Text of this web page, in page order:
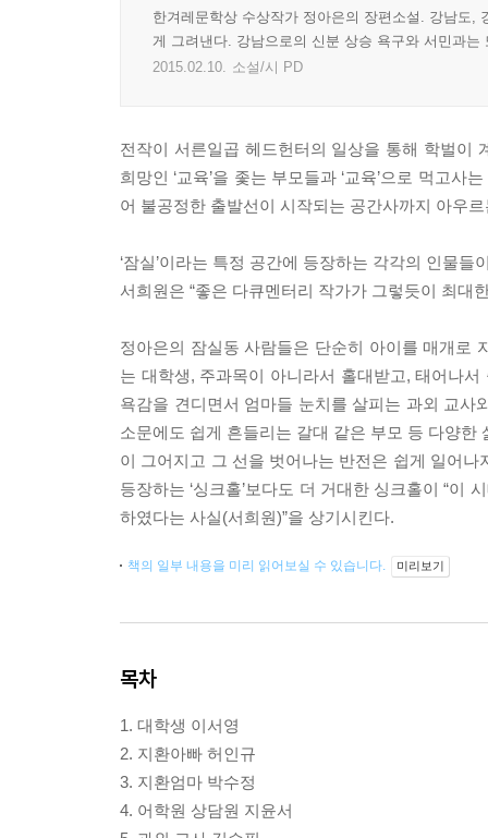
한겨레문학상 수상작가 정아은의 장편소설. 강남도,
게 그려낸다. 강남으로의 신분 상승 욕구와 서민과
2015.02.10. 소설/시 PD
전작이 서른일곱 헤드헌터의 일상을 통해 학벌이
희망인 ‘교육’을 좇는 부모들과 ‘교육’으로 먹고
어 불공정한 출발선이 시작되는 공간사까지 아우
‘잠실’이라는 특정 공간에 등장하는 각각의 인물
서희원은 “좋은 다큐멘터리 작가가 그렇듯이 최대
정아은의 잠실동 사람들은 단순히 아이를 매개로
는 대학생, 주과목이 아니라서 홀대받고, 태어나
욕감을 견디면서 엄마들 눈치를 살피는 과외 교
소문에도 쉽게 흔들리는 갈대 같은 부모 등 다양
이 그어지고 그 선을 벗어나는 반전은 쉽게 일어
등장하는 ‘싱크홀’보다도 더 거대한 싱크홀이 “이
하였다는 사실(서희원)”을 상기시킨다.
책의 일부 내용을 미리 읽어보실 수 있습니다. 미리보기
목차
1. 대학생 이서영
2. 지환아빠 허인규
3. 지환엄마 박수정
4. 어학원 상담원 지윤서